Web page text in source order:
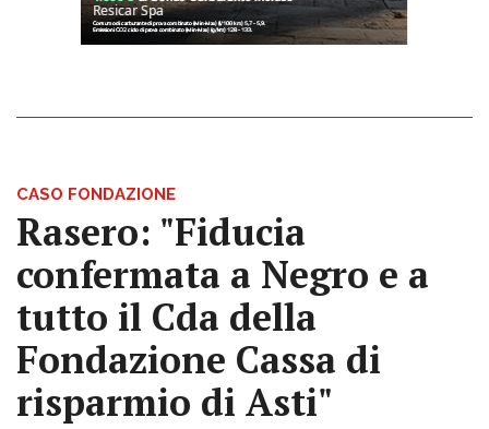
CASO FONDAZIONE
Rasero: "Fiducia
confermata a Negro e a
tutto il Cda della
Fondazione Cassa di
risparmio di Asti"